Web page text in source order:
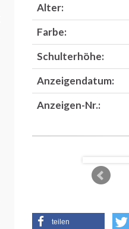
Alter:
Farbe:
Schulterhöhe:
Anzeigendatum:
Anzeigen-Nr.:
teilen